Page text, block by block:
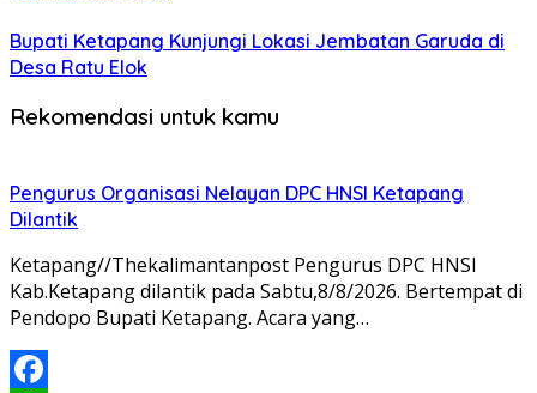
Bupati Ketapang Kunjungi Lokasi Jembatan Garuda di
Desa Ratu Elok
Rekomendasi untuk kamu
Pengurus Organisasi Nelayan DPC HNSI Ketapang
Dilantik
Ketapang//Thekalimantanpost Pengurus DPC HNSI
Kab.Ketapang dilantik pada Sabtu,8/8/2026. Bertempat di
Pendopo Bupati Ketapang. Acara yang…